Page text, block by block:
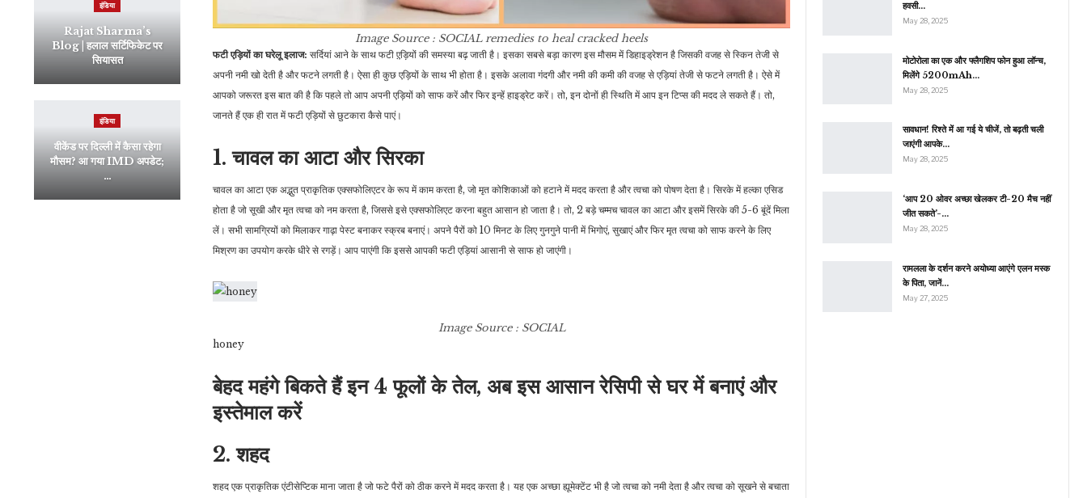
Image Source : SOCIALremedies to heal cracked heels
फटी एड़ियों का घरेलू इलाज: सर्दियां आने के साथ फटी ए़ड़ियों की समस्या बढ़ जाती है। इसका सबसे बड़ा कारण इस मौसम में डिहाइड्रेशन है जिसकी वजह से स्किन तेजी से
अपनी नमी खो देती है और फटने लगती है। ऐसा ही कुछ एड़ियों के साथ भी होता है। इसके अलावा गंदगी और नमी की कमी की वजह से एड़ियां तेजी से फटने लगती है। ऐसे में
आपको जरूरत इस बात की है कि पहले तो आप अपनी एड़ियों को साफ करें और फिर इन्हें हाइड्रेट करें। तो, इन दोनों ही स्थिति में आप इन टिप्स की मदद ले सकते हैं। तो,
जानते हैं एक ही रात में फटी एड़ियों से छुटकारा कैसे पाएं।
1. चावल का आटा और सिरका
चावल का आटा एक अद्भुत प्राकृतिक एक्सफोलिएटर के रूप में काम करता है, जो मृत कोशिकाओं को हटाने में मदद करता है और त्वचा को पोषण देता है। सिरके में हल्का एसिड
होता है जो सूखी और मृत त्वचा को नम करता है, जिससे इसे एक्सफोलिएट करना बहुत आसान हो जाता है। तो, 2 बड़े चम्मच चावल का आटा और इसमें सिरके की 5-6 बूंदें मिला
लें। सभी सामग्रियों को मिलाकर गाढ़ा पेस्ट बनाकर स्क्रब बनाएं। अपने पैरों को 10 मिनट के लिए गुनगुने पानी में भिगोएं, सुखाएं और फिर मृत त्वचा को साफ करने के लिए
मिश्रण का उपयोग करके धीरे से रगड़ें। आप पाएंगी कि इससे आपकी फटी एड़ियां आसानी से साफ हो जाएंगी।
Image Source : SOCIAL
honey
बेहद महंगे बिकते हैं इन 4 फूलों के तेल, अब इस आसान रेसिपी से घर में बनाएं और
इस्तेमाल करें
2. शहद
शहद एक प्राकृतिक एंटीसेप्टिक माना जाता है जो फटे पैरों को ठीक करने में मदद करता है। यह एक अच्छा ह्यूमेक्टेंट भी है जो त्वचा को नमी देता है और त्वचा को सूखने से बचाता
हवसी…
May 28, 2025
मोटोरोला का एक और फ्लैगशिप फोन हुआ लॉन्च,
मिलेंगे 5200mAh…
May 28, 2025
सावधान! रिश्ते में आ गई ये चीजें, तो बढ़ती चली
जाएंगी आपके…
May 28, 2025
‘आप 20 ओवर अच्छा खेलकर टी-20 मैच नहीं
जीत सकते’-…
May 28, 2025
रामलला के दर्शन करने अयोध्या आएंगे एलन मस्क
के पिता, जानें…
May 27, 2025
इंडिया
Rajat Sharma’s
Blog | हलाल सर्टिफिकेट पर
सियासत
इंडिया
वीकेंड पर दिल्ली में कैसा रहेगा
मौसम? आ गया IMD अपडेट;
…